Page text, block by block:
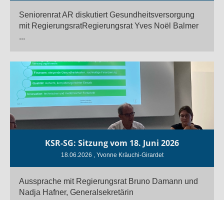
Seniorenrat AR diskutiert Gesundheitsversorgung
mit RegierungsratRegierungsrat Yves Noël Balmer
...
KSR-SG: Sitzung vom 18. Juni 2026
18.06.2026 , Yvonne Kräuchi-Girardet
Aussprache mit Regierungsrat Bruno Damann und
Nadja Hafner, Generalsekretärin